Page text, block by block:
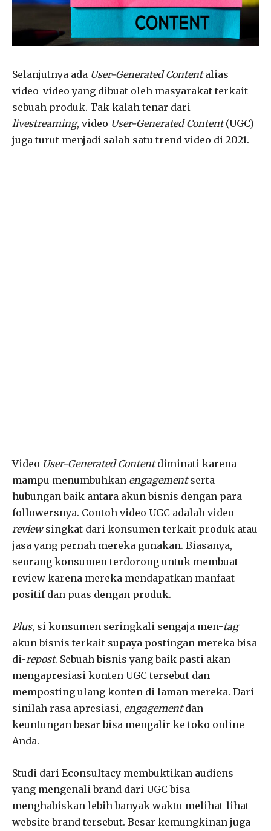
Selanjutnya ada User-Generated Contentalias
video-video yang dibuat oleh masyarakat terkait
sebuah produk. Tak kalah tenar dari
livestreaming, video User-Generated Content(UGC)
juga turut menjadi salah satu trend video di 2021.
Video User-Generated Contentdiminati karena
mampu menumbuhkan engagementserta
hubungan baik antara akun bisnis dengan para
followersnya. Contoh video UGC adalah video
reviewsingkat dari konsumen terkait produk atau
jasa yang pernah mereka gunakan. Biasanya,
seorang konsumen terdorong untuk membuat
review karena mereka mendapatkan manfaat
positif dan puas dengan produk.
Plus, si konsumen seringkali sengaja men-tag
akun bisnis terkait supaya postingan mereka bisa
di-repost. Sebuah bisnis yang baik pasti akan
mengapresiasi konten UGC tersebut dan
memposting ulang konten di laman mereka. Dari
sinilah rasa apresiasi, engagementdan
keuntungan besar bisa mengalir ke toko online
Anda.
Studi dari Econsultacy membuktikan audiens
yang mengenali brand dari UGC bisa
menghabiskan lebih banyak waktu melihat-lihat
website brand tersebut. Besar kemungkinan juga